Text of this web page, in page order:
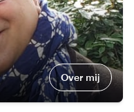
Over mij